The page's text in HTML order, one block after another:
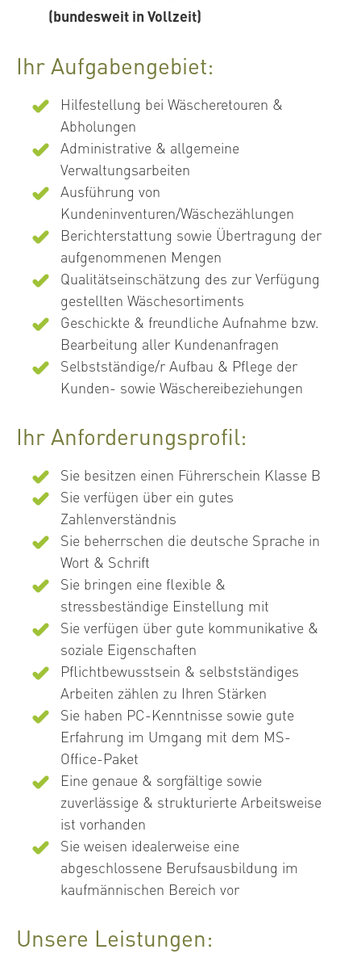
(bundesweit in Vollzeit)
Ihr Aufgabengebiet:
Hilfestellung bei Wäscheretouren &
Abholungen
Administrative & allgemeine
Verwaltungsarbeiten
Ausführung von
Kundeninventuren/Wäschezählungen
Berichterstattung sowie Übertragung der
aufgenommenen Mengen
Qualitätseinschätzung des zur Verfügung
gestellten Wäschesortiments
Geschickte & freundliche Aufnahme bzw.
Bearbeitung aller Kundenanfragen
Selbstständige/r Aufbau & Pflege der
Kunden- sowie Wäschereibeziehungen
Ihr Anforderungsprofil:
Sie besitzen einen Führerschein Klasse B
Sie verfügen über ein gutes
Zahlenverständnis
Sie beherrschen die deutsche Sprache in
Wort & Schrift
Sie bringen eine flexible &
stressbeständige Einstellung mit
Sie verfügen über gute kommunikative &
soziale Eigenschaften
Pflichtbewusstsein & selbstständiges
Arbeiten zählen zu Ihren Stärken
Sie haben PC-Kenntnisse sowie gute
Erfahrung im Umgang mit dem MS-
Office-Paket
Eine genaue & sorgfältige sowie
zuverlässige & strukturierte Arbeitsweise
ist vorhanden
Sie weisen idealerweise eine
abgeschlossene Berufsausbildung im
kaufmännischen Bereich vor
Unsere Leistungen: